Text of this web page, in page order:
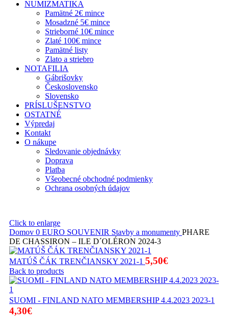
NUMIZMATIKA
Pamätné 2€ mince
Mosadzné 5€ mince
Strieborné 10€ mince
Zlaté 100€ mince
Pamätné listy
Zlato a striebro
NOTAFILIA
Gábrišovky
Československo
Slovensko
PRÍSLUŠENSTVO
OSTATNÉ
Výpredaj
Kontakt
O nákupe
Sledovanie objednávky
Doprava
Platba
Všeobecné obchodné podmienky
Ochrana osobných údajov
Click to enlarge
Domov 0 EURO SOUVENIR Stavby a monumenty PHARE
DE CHASSIRON – ILE D´OLÉRON 2024-3
MATÚŠ ČÁK TRENČIANSKY 2021-1 5,50€
Back to products
SUOMI - FINLAND NATO MEMBERSHIP 4.4.2023 2023-1
4,30€